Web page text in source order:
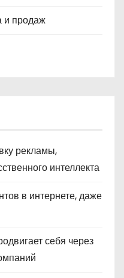
и продаж
рекламы,
интеллекта
в интернете, даже
себя через